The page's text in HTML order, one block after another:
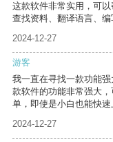
这款软件非常实用，可
查找资料、翻译语言、编
2024-12-27
游客
我一直在寻找一款功能
款软件的功能非常强大
单，即使是小白也能快速
2024-12-27